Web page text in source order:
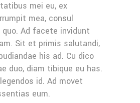
mei eu, ex
mea, consul
Ad facete invidunt
Sit et primis salutandi,
his ad. Cu dico
duo, diam tibique eu has.
id. Ad movet
eum.